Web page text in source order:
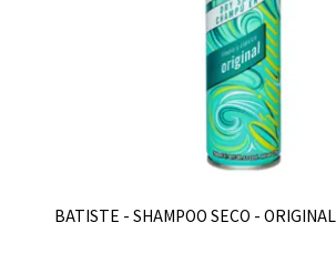
BATISTE - SHAMPOO SECO -